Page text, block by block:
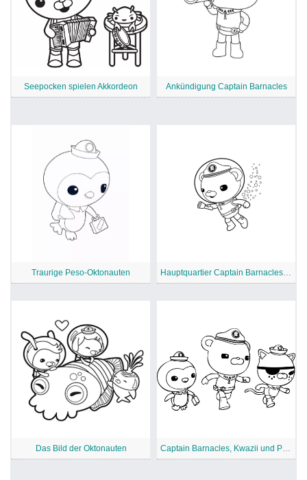
Seepocken spielen Akkordeon Ankündigung Captain Barnacles
Traurige Peso-Oktonauten Hauptquartier Captain Barnacles Bild
Das Bild der Oktonauten Captain Barnacles, Kwazii und Peso von Octonauts